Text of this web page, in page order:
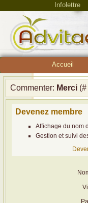
Infolettre
Accueil
Commenter: Merci
Devenez membre
Affichage du nom
Gestion et suivi